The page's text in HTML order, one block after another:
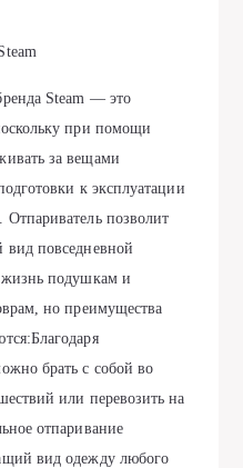
Steam — это
при помощи
за вещами
к эксплуатации
позволит
вид повседневной
жизнь подушкам и
но преимущества
брать с собой во
или перевозить на
отпаривание
вид одежду любого